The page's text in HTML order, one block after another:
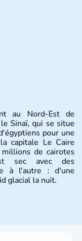
au Nord-Est de
Sinaï, qui se situe
pour une
capitale Le Caire
de cairotes
sec avec des
à l'autre : d'une
glacial la nuit.